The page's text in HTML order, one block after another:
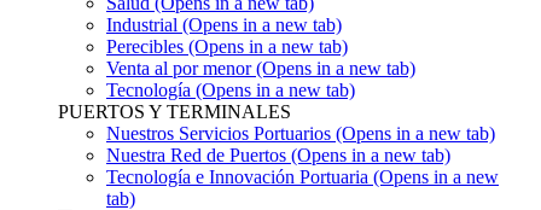
Industrial (Opens in a new tab)
Perecibles (Opens in a new tab)
Venta al por menor(Opens in a new tab)
Tecnología (Opens in a new tab)
PUERTOS Y TERMINALES
Nuestros Servicios Portuarios (Opens in a new tab)
Nuestra Red de Puertos (Opens in a new tab)
Tecnología e Innovación Portuaria (Opens in a new
tab)